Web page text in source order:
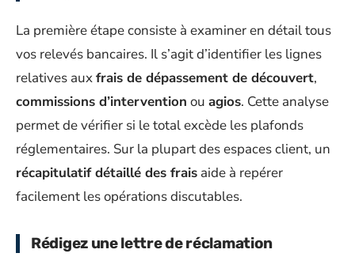
La première étape consiste à examiner en détail tous
vos relevés bancaires. Il s’agit d’identifier les lignes
relatives auxfrais de dépassement de découvert,
commissions d’intervention ou agios. Cette analyse
permet de vérifier si le total excède les plafonds
réglementaires. Sur la plupart des espaces client, un
récapitulatif détaillé des frais aide à repérer
facilement les opérations discutables.
Rédigez une lettre de réclamation